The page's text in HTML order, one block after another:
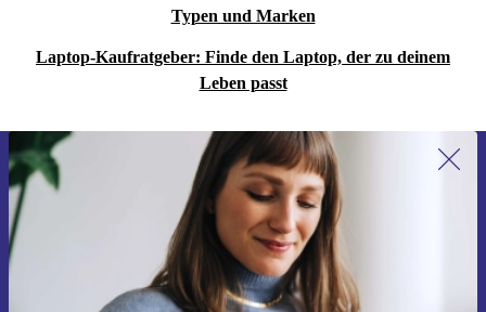
Typen und Marken
Laptop-Kaufratgeber: Finde den Laptop, der zu deinem
Leben passt
Erstmals zum Newsletter anmelden,
15 € sparen!
Verpasse kein Angebot mehr.